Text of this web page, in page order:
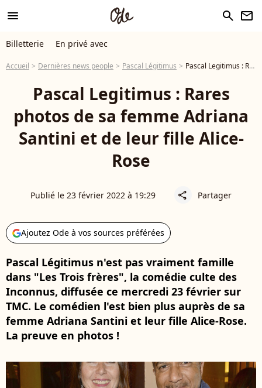
menu search newsletter
Billetterie En privé avec
Accueil Dernières news people Pascal Légitimus Pascal Legitimus : Rares photos de sa femme Adriana Santini et de leur fille Alice-Rose
Pascal Legitimus : Rares
photos de sa femme Adriana
Santini et de leur fille Alice-
Rose
Publié le 23 février 2022 à 19:29 share Partager
Ajoutez Ode à vos sources préférées
Pascal Légitimus n'est pas vraiment famille
dans "Les Trois frères", la comédie culte des
Inconnus, diffusée ce mercredi 23 février sur
TMC. Le comédien l'est bien plus auprès de sa
femme Adriana Santini et leur fille Alice-Rose.
La preuve en photos !